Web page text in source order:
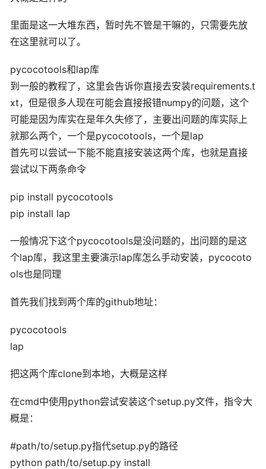
里面是这一大堆东西，暂时先不管是干嘛的，只需要先放
在这里就可以了。
pycocotools和lap库
到一般的教程了，这里会告诉你直接去安装requirements.t
xt，但是很多人现在可能会直接报错numpy的问题，这个
可能是因为库实在是年久失修了，主要出问题的库实际上
就那么两个，一个是pycocotools，一个是lap
首先可以尝试一下能不能直接安装这两个库，也就是直接
尝试以下两条命令
pip install pycocotools
pip install lap
一般情况下这个pycocotools是没问题的，出问题的是这
个lap库，我这里主要演示lap库怎么手动安装，pycocoto
ols也是同理
首先我们找到两个库的github地址：
pycocotools
lap
把这两个库clone到本地，大概是这样
在cmd中使用python尝试安装这个setup.py文件，指令大
概是：
#path/to/setup.py指代setup.py的路径
python path/to/setup.py install